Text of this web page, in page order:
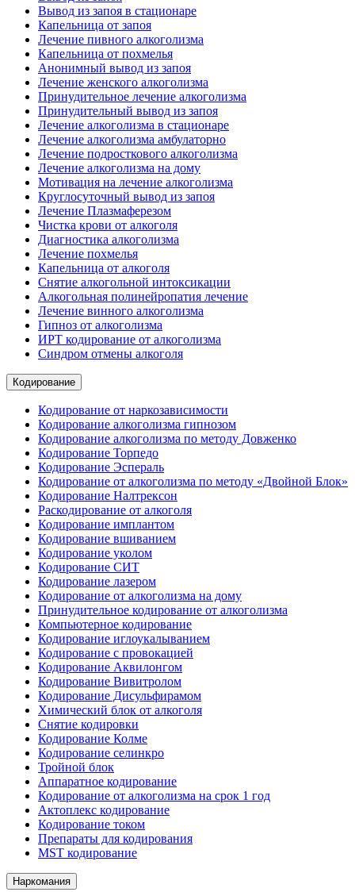
Вывод из запоя в стационаре
Капельница от запоя
Лечение пивного алкоголизма
Капельница от похмелья
Анонимный вывод из запоя
Лечение женского алкоголизма
Принудительное лечение алкоголизма
Принудительный вывод из запоя
Лечение алкоголизма в стационаре
Лечение алкоголизма амбулаторно
Лечение подросткового алкоголизма
Лечение алкоголизма на дому
Мотивация на лечение алкоголизма
Круглосуточный вывод из запоя
Лечение Плазмаферезом
Чистка крови от алкоголя
Диагностика алкоголизма
Лечение похмелья
Капельница от алкоголя
Снятие алкогольной интоксикации
Алкогольная полинейропатия лечение
Лечение винного алкоголизма
Гипноз от алкоголизма
ИРТ кодирование от алкоголизма
Синдром отмены алкоголя
Кодирование
Кодирование от наркозависимости
Кодирование алкоголизма гипнозом
Кодирование алкоголизма по методу Довженко
Кодирование Торпедо
Кодирование Эспераль
Кодирование от алкоголизма по методу «Двойной Блок»
Кодирование Налтрексон
Раскодирование от алкоголя
Кодирование имплантом
Кодирование вшиванием
Кодирование уколом
Кодирование СИТ
Кодирование лазером
Кодирование от алкоголизма на дому
Принудительное кодирование от алкоголизма
Компьютерное кодирование
Кодирование иглоукалыванием
Кодирование с провокацией
Кодирование Аквилонгом
Кодирование Вивитролом
Кодирование Дисульфирамом
Химический блок от алкоголя
Снятие кодировки
Кодирование Колме
Кодирование селинкро
Тройной блок
Аппаратное кодирование
Кодирование от алкоголизма на срок 1 год
Актоплекс кодирование
Кодирование током
Препараты для кодирования
MST кодирование
Наркомания